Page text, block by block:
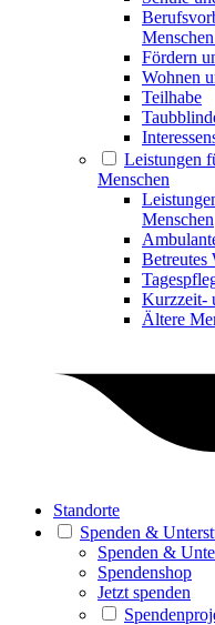
Fördern
Wohnen
Teilhabe
Leistungen
Menschen
Menschen
Betreutes
Kurzzeit-
Ältere
Standorte
Spenden &
Spenden &
Spendenshop
Jetzt spenden